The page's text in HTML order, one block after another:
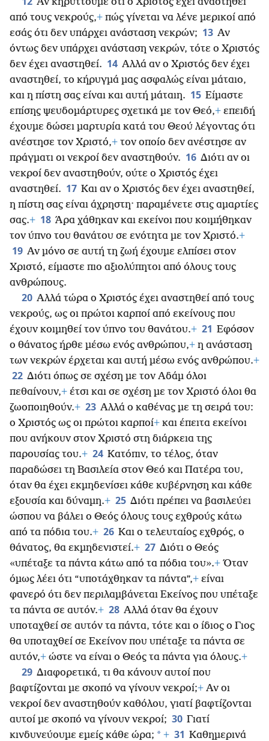
από τους νεκρούς,+ πώς γίνεται να λένε μερικοί από
εσάς ότι δεν υπάρχει ανάσταση νεκρών; 13 Αν
όντως δεν υπάρχει ανάσταση νεκρών, τότε ο Χριστός
δεν έχει αναστηθεί. 14 Αλλά αν ο Χριστός δεν έχει
αναστηθεί, το κήρυγμά μας ασφαλώς είναι μάταιο,
και η πίστη σας είναι και αυτή μάταιη. 15 Είμαστε
επίσης ψευδομάρτυρες σχετικά με τον Θεό,+ επειδή
έχουμε δώσει μαρτυρία κατά του Θεού λέγοντας ότι
ανέστησε τον Χριστό,+ τον οποίο δεν ανέστησε αν
πράγματι οι νεκροί δεν αναστηθούν. 16 Διότι αν οι
νεκροί δεν αναστηθούν, ούτε ο Χριστός έχει
αναστηθεί. 17 Και αν ο Χριστός δεν έχει αναστηθεί,
η πίστη σας είναι άχρηστη· παραμένετε στις αμαρτίες
σας.+ 18 Άρα χάθηκαν και εκείνοι που κοιμήθηκαν
τον ύπνο του θανάτου σε ενότητα με τον Χριστό.+
19 Αν μόνο σε αυτή τη ζωή έχουμε ελπίσει στον
Χριστό, είμαστε πιο αξιολύπητοι από όλους τους
ανθρώπους.
20 Αλλά τώρα ο Χριστός έχει αναστηθεί από τους
νεκρούς, ως οι πρώτοι καρποί από εκείνους που
έχουν κοιμηθεί τον ύπνο του θανάτου.+ 21 Εφόσον
ο θάνατος ήρθε μέσω ενός ανθρώπου,+ η ανάσταση
των νεκρών έρχεται και αυτή μέσω ενός ανθρώπου.+
22 Διότι όπως σε σχέση με τον Αδάμ όλοι
πεθαίνουν,+ έτσι και σε σχέση με τον Χριστό όλοι θα
ζωοποιηθούν.+ 23 Αλλά ο καθένας με τη σειρά του:
ο Χριστός ως οι πρώτοι καρποί+ και έπειτα εκείνοι
που ανήκουν στον Χριστό στη διάρκεια της
παρουσίας του.+ 24 Κατόπιν, το τέλος, όταν
παραδώσει τη Βασιλεία στον Θεό και Πατέρα του,
όταν θα έχει εκμηδενίσει κάθε κυβέρνηση και κάθε
εξουσία και δύναμη.+ 25 Διότι πρέπει να βασιλεύει
ώσπου να βάλει ο Θεός όλους τους εχθρούς κάτω
από τα πόδια του.+ 26 Και ο τελευταίος εχθρός, ο
θάνατος, θα εκμηδενιστεί.+ 27 Διότι ο Θεός
«υπέταξε τα πάντα κάτω από τα πόδια του».+ Όταν
όμως λέει ότι “υποτάχθηκαν τα πάντα”,+ είναι
φανερό ότι δεν περιλαμβάνεται Εκείνος που υπέταξε
τα πάντα σε αυτόν.+ 28 Αλλά όταν θα έχουν
υποταχθεί σε αυτόν τα πάντα, τότε και ο ίδιος ο Γιος
θα υποταχθεί σε Εκείνον που υπέταξε τα πάντα σε
αυτόν,+ ώστε να είναι ο Θεός τα πάντα για όλους.+
29 Διαφορετικά, τι θα κάνουν αυτοί που
βαφτίζονται με σκοπό να γίνουν νεκροί;+ Αν οι
νεκροί δεν αναστηθούν καθόλου, γιατί βαφτίζονται
αυτοί με σκοπό να γίνουν νεκροί; 30 Γιατί
κινδυνεύουμε εμείς κάθε ώρα; * + 31 Καθημερινά